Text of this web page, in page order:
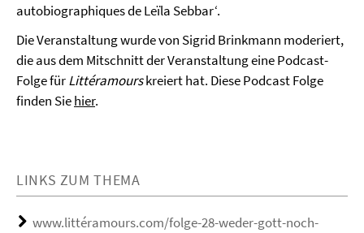
autobiographiques de Leïla Sebbar‘.
Die Veranstaltung wurde von Sigrid Brinkmann moderiert,
die aus dem Mitschnitt der Veranstaltung eine Podcast-
Folge fürLittéramourskreiert hat. Diese Podcast Folge
finden Siehier.
LINKS ZUM THEMA
www.littéramours.com/folge-28-weder-gott-noch-